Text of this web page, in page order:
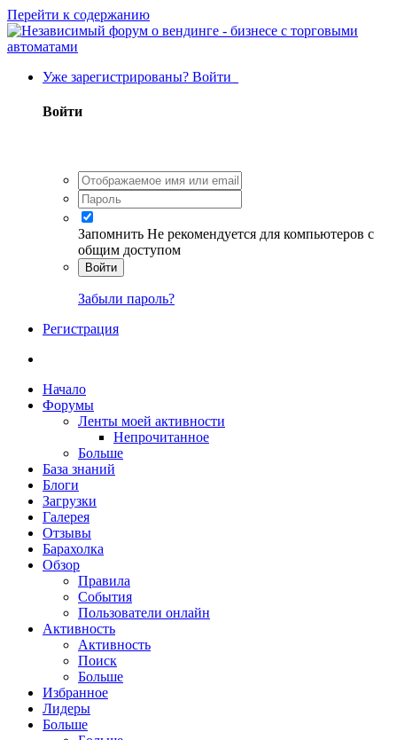
Перейти к содержанию
Уже зарегистрированы? Войти
Войти
Запомнить Не рекомендуется для компьютеров с
общим доступом
Войти
Забыли пароль?
Регистрация
Начало
Форумы
Ленты моей активности
Непрочитанное
Больше
База знаний
Блоги
Загрузки
Галерея
Отзывы
Барахолка
Обзор
Правила
События
Пользователи онлайн
Активность
Активность
Поиск
Больше
Избранное
Лидеры
Больше